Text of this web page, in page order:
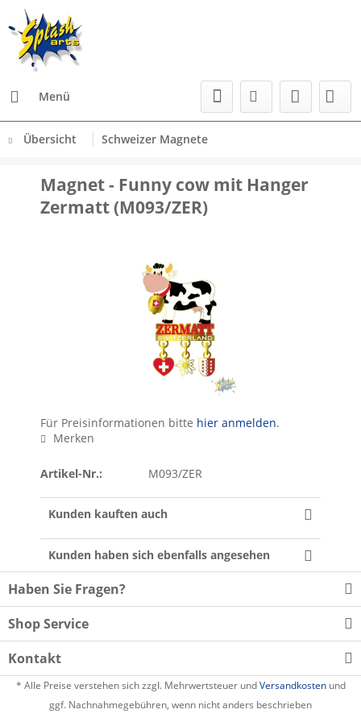
Menü
Übersicht Schweizer Magnete
Magnet - Funny cow mit Hanger
Zermatt (M093/ZER)
Für Preisinformationen bitte hier anmelden.
Merken
Artikel-Nr.: M093/ZER
Kunden kauften auch
Kunden haben sich ebenfalls angesehen
Haben Sie Fragen?
Shop Service
Kontakt
* Alle Preise verstehen sich zzgl. Mehrwertsteuer undVersandkostenund
ggf. Nachnahmegebühren, wenn nicht anders beschrieben